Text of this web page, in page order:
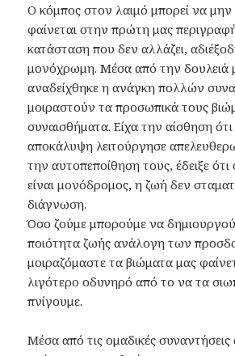
Ο κόμπος στον λαιμό μπορεί να μην
φαίνεται στην πρώτη μας
κατάσταση που δεν αλλάζει,
μονόχρωμη. Μέσα από την δουλειά
αναδείχθηκε η ανάγκη πολλών
μοιραστούν τα προσωπικά τους
συναισθήματα. Είχα την αίσθηση
αποκάλυψη λειτούργησε
την αυτοπεποίθηση τους, έδειξε ότι
είναι μονόδρομος, η ζωή δεν
διάγνωση.
Όσο ζούμε μπορούμε να
ποιότητα ζωής ανάλογη των
μοιραζόμαστε τα βιώματα μας
λιγότερο οδυνηρό από το να τα
πνίγουμε.
Μέσα από τις ομαδικές